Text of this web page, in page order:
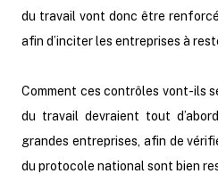
du travail vont donc être
afin d’inciter les entreprises à
Comment ces contrôles vont-ils
du travail devraient tout
grandes entreprises, afin de
du protocole national sont bien